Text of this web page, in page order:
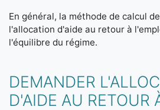
En général, la méthode de calcul
l'allocation d'aide au retour à
l'équilibre du régime.
DEMANDER
D'AIDE AU RETOUR